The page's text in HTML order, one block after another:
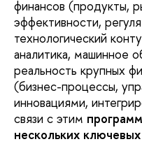
финансов (продукты,
эффективности,
технологический
аналитика, машинное
реальность крупных
(бизнес-процессы,
инновациями,
связи с этим
нескольких